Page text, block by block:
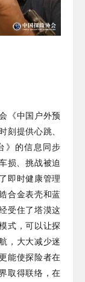
《中国户外预
刻提供心跳、
》的信息同步
损、挑战被迫
即时健康管理
合金表壳和蓝
受住了塔漠这
式，可以让探
，大大减少迷
能使探险者在
取得联络，在